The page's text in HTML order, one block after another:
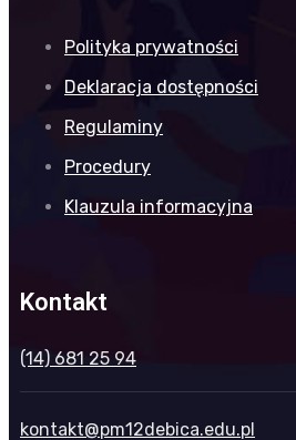
Polityka prywatności
Deklaracja dostępności
Regulaminy
Procedury
Klauzula informacyjna
Kontakt
(14) 681 25 94
kontakt@pm12debica.edu.pl